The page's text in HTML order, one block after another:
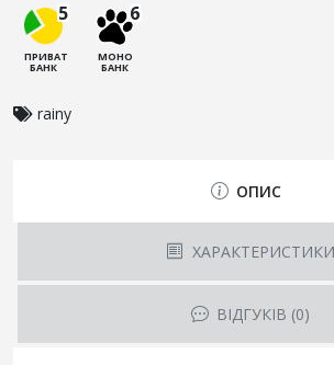
5
ПРИВАТ
БАНК
6
МОНО
БАНК
rainy
ОПИС
ХАРАКТЕРИСТИКИ
ВІДГУКІВ (0)